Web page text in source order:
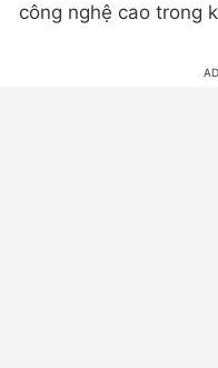
công nghệ cao trong